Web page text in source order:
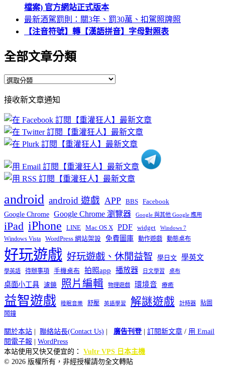
檔案) 官方網站正式版本
最新酒駕罰則：關3年、罰30萬、扣駕照牌照
【注音符號】轉【漢語拼音】字母對照表
全部文章分類
全
文
章
分
類
接收新文章通知
android android 遊戲 APP BBS Facebook
Google Chrome Google Chrome 瀏覽器 Google 與其他 Google 應用
iPad iPhone LINE Mac OS X PDF widget Windows 7
Windows Vista WordPress 網站架設 免費圖庫 動作遊戲 動態桌布
好玩遊戲 好玩遊戲、休閒益智 學日文 學英文
學英語 待辦事項 手機桌布 拍照app 播放器 日文學習 桌布
桌面小工具 濾鏡 照片編輯 物理遊戲 環境音 療癒
益智遊戲 睡眠音樂 舒壓 英語學習 解謎遊戲 計時器
貼圖
鬧鐘
關於本站 | 聯絡站長(Contact Us) | 廣告刊登| 訂閱新文章 / 用 Email
閱電子報 | WordPress
本站使用又快又便宜的： Vultr VPS 日本主機
© 2026 版權所有，非經授權請勿全文轉貼